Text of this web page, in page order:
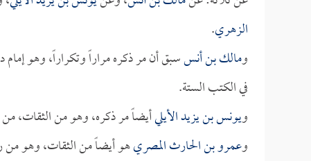
الزهري.
ومالك بن أنسسبق أن مر ذكره مراراً وتكراراً، وهو
في الكتب الستة.
ويونس بن يزيد الأيليأيضاً مر ذكره، وهو من الثقات،
وعمرو بن الحارث المصريهو أيضاً من الثقات، وهو من